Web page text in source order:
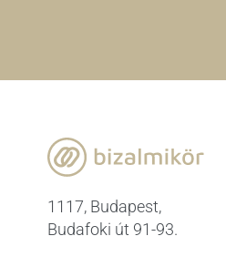
1117, Budapest,
Budafoki út 91-93.